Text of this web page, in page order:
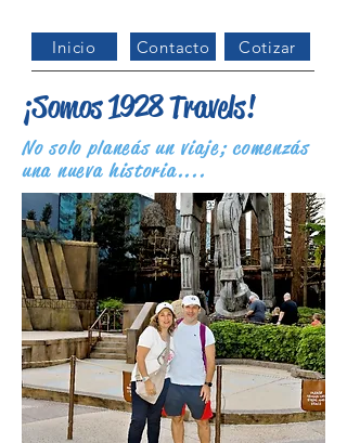
Inicio Contacto Cotizar
¡Somos 1928 Travels!
No solo planeás un viaje; comenzás
una nueva historia....